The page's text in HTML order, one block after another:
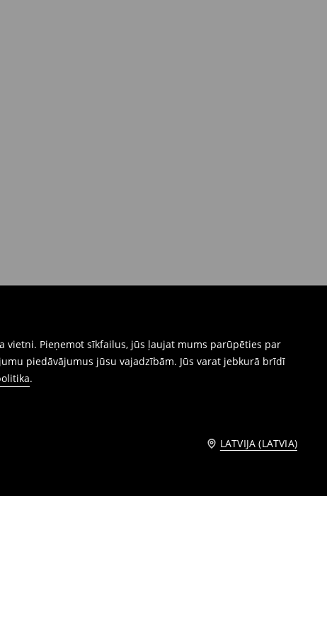
vietni. Pieņemot sīkfailus, jūs ļaujat mums parūpēties par
piedāvājumus jūsu vajadzībām. Jūs varat jebkurā brīdī
.
LATVIJA (LATVIA)